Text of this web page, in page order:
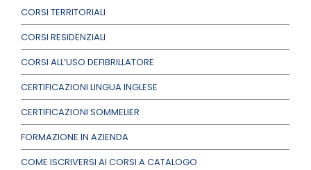
CORSI TERRITORIALI
CORSI RESIDENZIALI
CORSI ALL’USO DEFIBRILLATORE
CERTIFICAZIONI LINGUA INGLESE
CERTIFICAZIONI SOMMELIER
FORMAZIONE IN AZIENDA
COME ISCRIVERSI AI CORSI A CATALOGO